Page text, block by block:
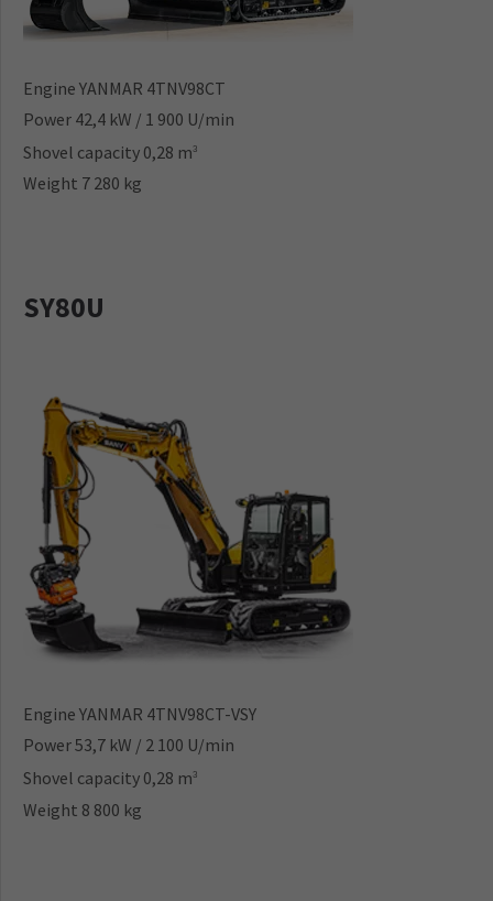
Engine YANMAR 4TNV98CT
Power 42,4 kW / 1 900 U/min
Shovel capacity 0,28 m 3
Weight 7 280 kg
SY80U
Engine YANMAR 4TNV98CT-VSY
Power 53,7 kW / 2 100 U/min
Shovel capacity 0,28 m 3
Weight 8 800 kg